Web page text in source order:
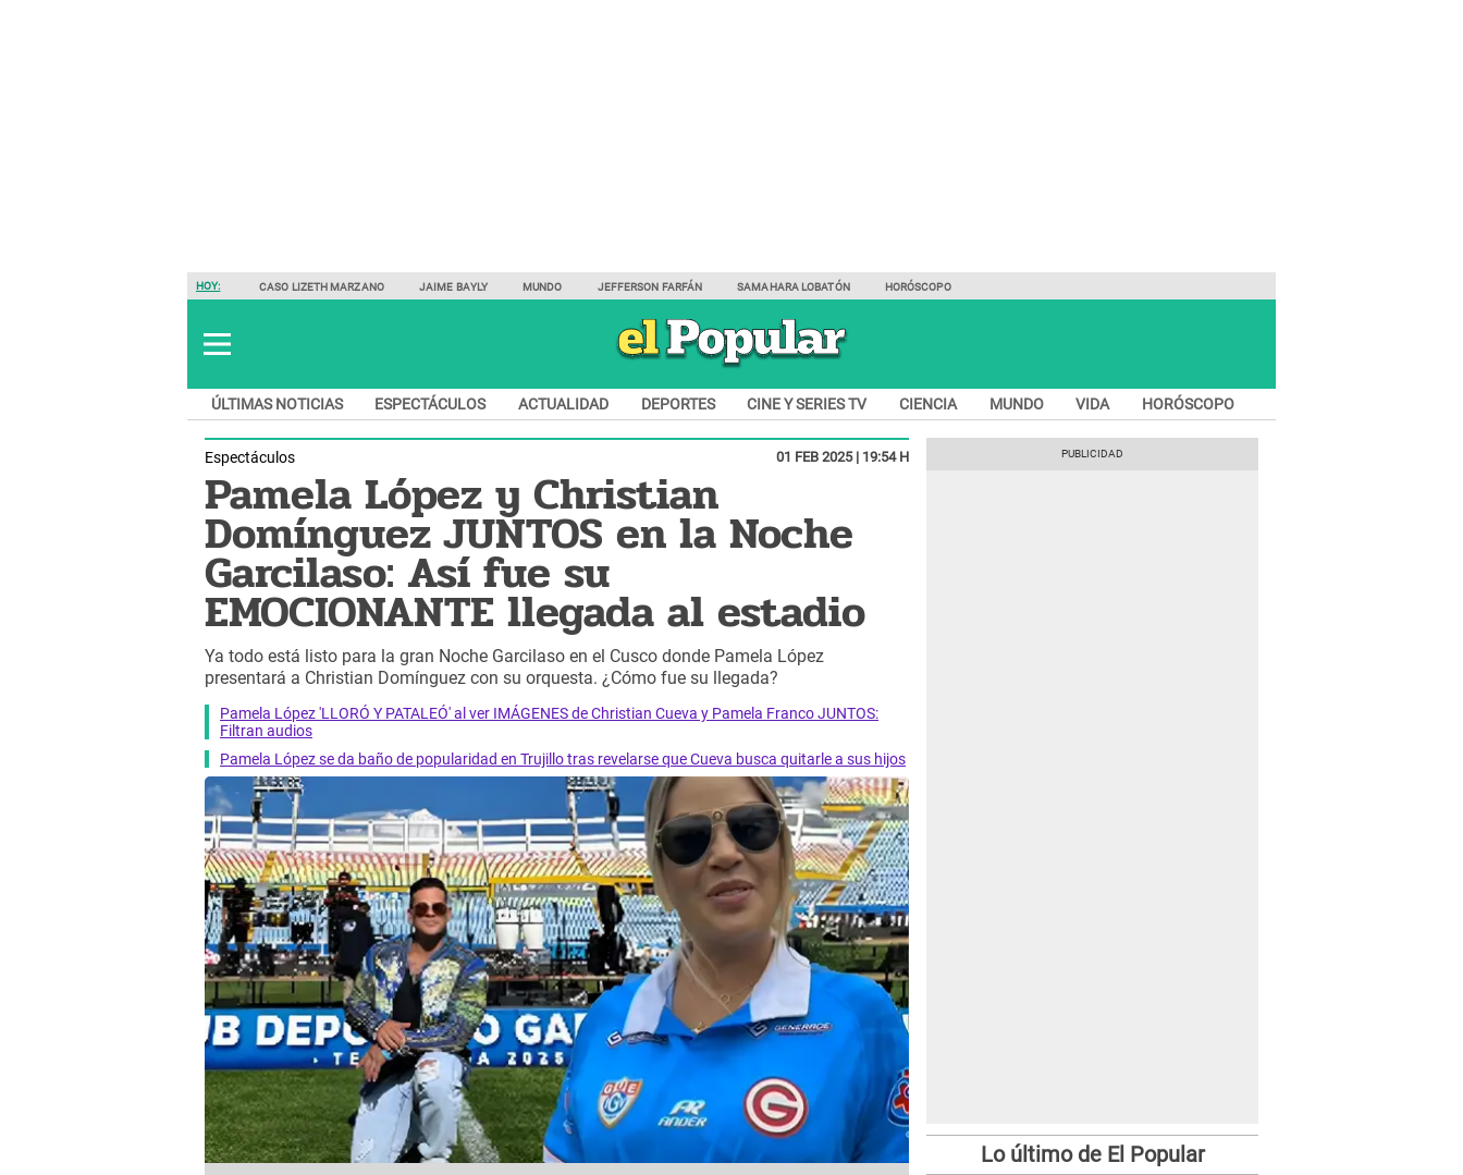
HOY: CASO LIZETH MARZANO JAIME BAYLY MUNDO JEFFERSON FARFÁN SAMAHARA LOBATÓN HORÓSCOPO
ÚLTIMAS NOTICIAS ESPECTÁCULOS ACTUALIDAD DEPORTES CINE Y SERIES TV CIENCIA MUNDO VIDA HORÓSCOPO
Espectáculos 01 FEB 2025 | 19:54 H
Pamela López y Christian
Domínguez JUNTOS en la Noche
Garcilaso: Así fue su
EMOCIONANTE llegada al estadio
Ya todo está listo para la gran Noche Garcilaso en el Cusco donde Pamela López
presentará a Christian Domínguez con su orquesta. ¿Cómo fue su llegada?
Pamela López 'LLORÓ Y PATALEÓ' al ver IMÁGENES de Christian Cueva y Pamela Franco JUNTOS:
Filtran audios
Pamela López se da baño de popularidad en Trujillo tras revelarse que Cueva busca quitarle a sus hijos
Lo último de El Popular